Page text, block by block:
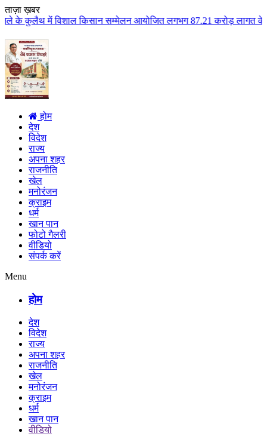
ताज़ा ख़बर
सम्मेलन आयोजित लगभग 87.21 करोड़ लागत के 41 विकास कार्यों का
होम
देश
विदेश
राज्य
अपना शहर
राजनीति
खेल
मनोरंजन
क्राइम
धर्म
खान पान
फोटो गैलरी
वीडियो
संपर्क करें
Menu
होम
देश
विदेश
राज्य
अपना शहर
राजनीति
खेल
मनोरंजन
क्राइम
धर्म
खान पान
वीडियो